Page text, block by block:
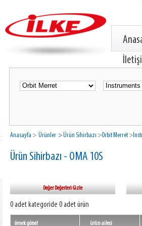
Anasayfa > Ürünler > Ürün Sihirbazı >Orbit Merret>
Ürün Sihirbazı - OMA 10S
Değer Değerleri Gizle
0 adet kategoride 0 adet ürün
örnek görsel ürün ailesi